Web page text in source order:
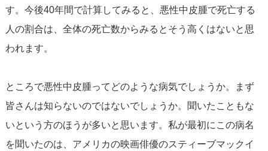
す。今後40年間で計算してみると、悪性中皮腫で死亡する
人の割合は、全体の死亡数からみるとそう高くはないと思
われます。
ところで悪性中皮腫ってどのような病気でしょうか。まず
皆さんは知らないのではないでしょうか。聞いたこともな
いという方のほうが多いと思います。私が最初にこの病名
を聞いたのは、アメリカの映画俳優のスティーブマックイ